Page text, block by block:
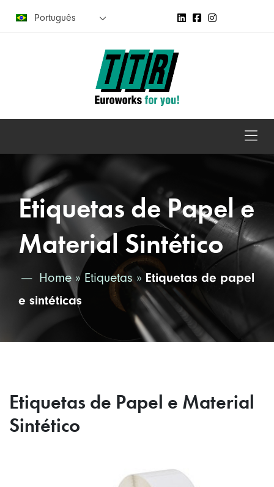
Português
Etiquetas de Papel e
Material Sintético
Home » Etiquetas» Etiquetas de papel
e sintéticas
Etiquetas de Papel e Material
Sintético